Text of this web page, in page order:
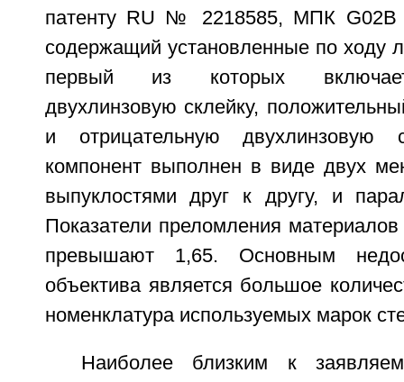
патенту RU № 2218585, МПК G02B
содержащий установленные по ходу
первый из которых
двухлинзовую склейку,
и отрицательную двухлинзовую
компонент выполнен в виде двух
выпуклостями друг к другу, и
Показатели преломления
превышают 1,65. Основным
объектива является большое
номенклатура используемых марок
Наиболее близким к